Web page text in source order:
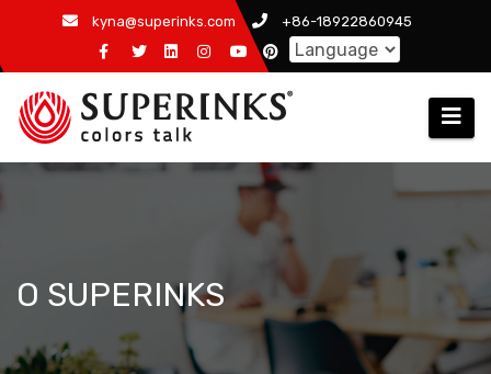
content
kyna@superinks.com +86-18922860945
O SUPERINKS